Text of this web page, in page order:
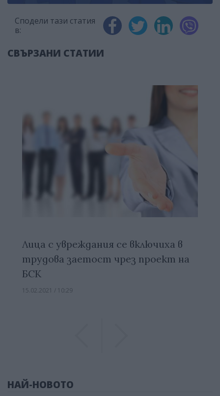
Сподели тази статия
в:
СВЪРЗАНИ СТАТИИ
Лица с увреждания се включиха в
трудова заетост чрез проект на
БСК
15.02.2021 / 10:29
НАЙ-НОВОТО